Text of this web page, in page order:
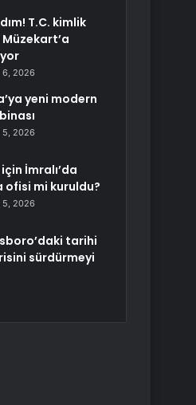
T.C. kimlik
6, 2026
yeni modern
5, 2026
İmralı’da
ofisi mi kuruldu?
5, 2026
tarihi
sürdürmeyi